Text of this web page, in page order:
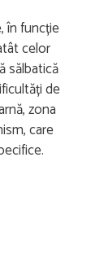
în funcție
celor
sălbatică
de
zona
care